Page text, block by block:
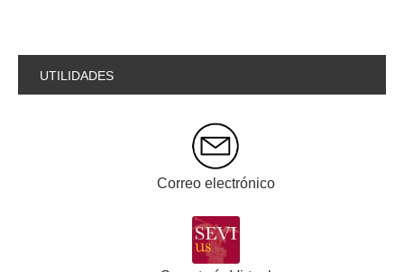
UTILIDADES
Correo electrónico